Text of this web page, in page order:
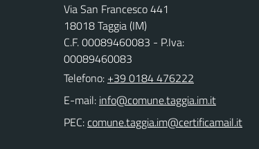
Via San Francesco 441
18018 Taggia (IM)
C.F. 00089460083 - P.Iva:
00089460083
Telefono: +39 0184 476222
E-mail:
PEC: